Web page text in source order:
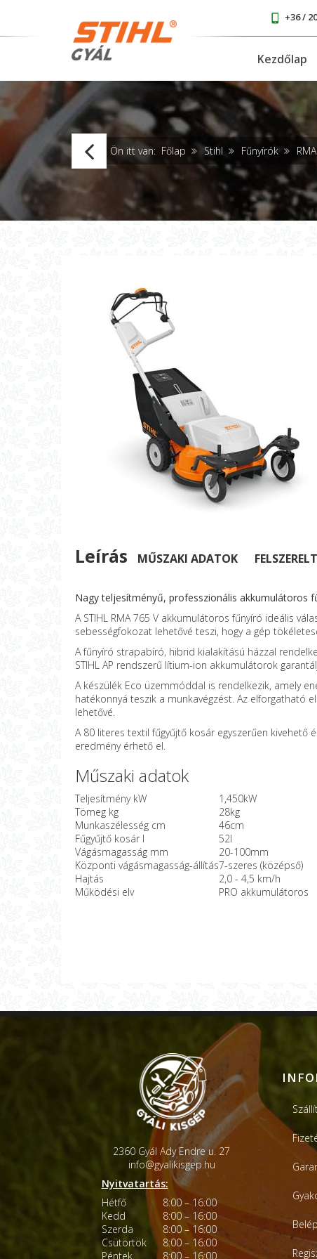
+36 /
Kezdőlap
Ön itt van: Főlap Stihl Fűnyírók
RM
655.0
V
Leírás MŰSZAKI ADATOK
Nagy teljesítményű, professzionális akkumulátoros
A STIHL RMA 765 V akkumulátoros fűnyíró ideális
sebességfokozat lehetővé teszi, hogy a gép
A fűnyíró strapabíró, hibrid kialakítású házzal
STIHL AP rendszerű lítium-ion akkumulátorok
A készülék Eco üzemmóddal is rendelkezik, amely
hatékonnyá teszik a munkavégzést. Az elforgatható
lehetővé.
A 80 literes textil fűgyűjtő kosár egyszerűen
eredmény érhető el.
Műszaki adatok
Teljesítmény kW
1,450kW
Tömeg kg
28kg
Munkaszélesség cm
46cm
Fűgyűjtő kosár l
52l
Vágásmagasság mm
20-100mm
Központi vágásmagasság-állítás7-szeres (középső)
Hajtás
2,0 - 4,5 km/h
Működési elv
PRO akkumulátoros
2360 Gyál Ady Endre u. 27
info@gyalikisgep.hu
Nyitvatartás:
Hétfő
8:00 – 16:00
Kedd
8:00 – 16:00
Szerda
8:00 – 16:00
Csütörtök
8:00 – 16:00
Péntek
8:00 – 16:00